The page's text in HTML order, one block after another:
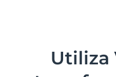
Utiliza